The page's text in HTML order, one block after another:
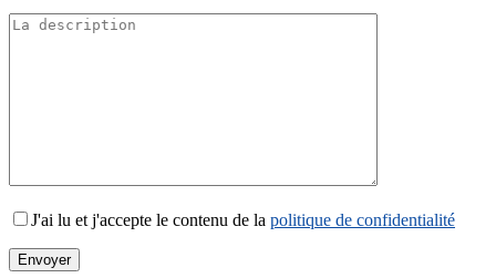
J'ai lu et j'accepte le contenu de la politique de confidentialité